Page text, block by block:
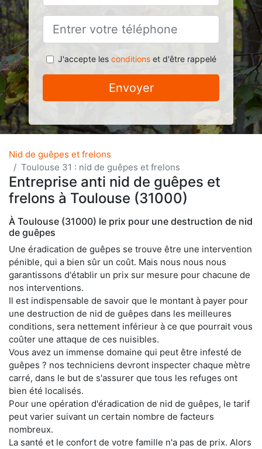
J'accepte les conditionset d'être rappelé
Envoyer
Nid de guêpes et frelons
Toulouse 31 : nid de guêpes et frelons
Entreprise anti nid de guêpes et
frelons à Toulouse (31000)
À Toulouse (31000) le prix pour une destruction de nid
de guêpes
Une éradication de guêpes se trouve être une intervention
pénible, qui a bien sûr un coût. Mais nous nous nous
garantissons d'établir un prix sur mesure pour chacune de
nos interventions.
Il est indispensable de savoir que le montant à payer pour
une destruction de nid de guêpes dans les meilleures
conditions, sera nettement inférieur à ce que pourrait vous
coûter une attaque de ces nuisibles.
Vous avez un immense domaine qui peut être infesté de
guêpes ? nos techniciens devront inspecter chaque mètre
carré, dans le but de s'assurer que tous les refuges ont
bien été localisés.
Pour une opération d'éradication de nid de guêpes, le tarif
peut varier suivant un certain nombre de facteurs
nombreux.
La santé et le confort de votre famille n'a pas de prix. Alors